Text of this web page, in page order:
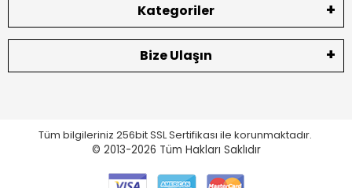
Kategoriler
Bize Ulaşın
Tüm bilgileriniz 256bit SSL Sertifikası ile korunmaktadır.
© 2013-2026 Tüm Hakları Saklıdır